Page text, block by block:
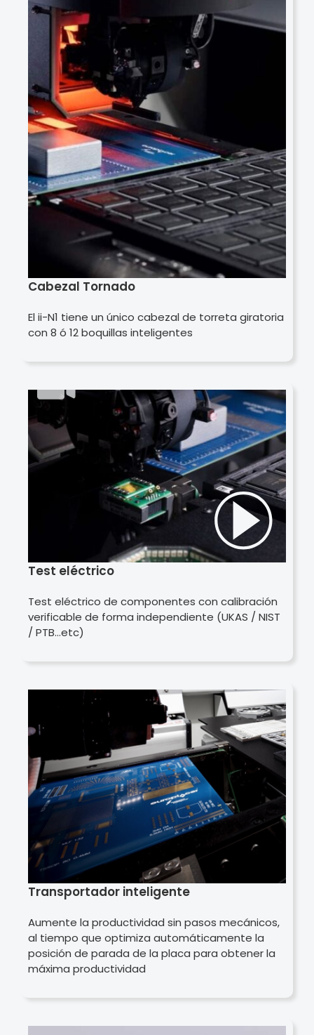
Cabezal Tornado
El ii-N1 tiene un único cabezal de torreta giratoria
con 8 ó 12 boquillas inteligentes
Test eléctrico
Test eléctrico de componentes con calibración
verificable de forma independiente (UKAS / NIST
/ PTB…etc)
Transportador inteligente
Aumente la productividad sin pasos mecánicos,
al tiempo que optimiza automáticamente la
posición de parada de la placa para obtener la
máxima productividad